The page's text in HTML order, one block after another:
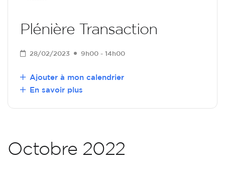
Plénière Transaction
28/02/2023 9h00 - 14h00
Ajouter à mon calendrier
En savoir plus
Octobre 2022